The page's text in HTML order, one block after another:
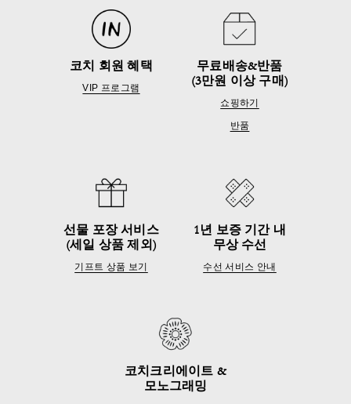
코치 회원 혜택
VIP 프로그램
무료배송&반품
(3만원 이상 구매)
쇼핑하기
반품
선물 포장 서비스
(세일 상품 제외)
기프트 상품 보기
1년 보증 기간 내
무상 수선
수선 서비스 안내
코치크리에이트 &
모노그래밍